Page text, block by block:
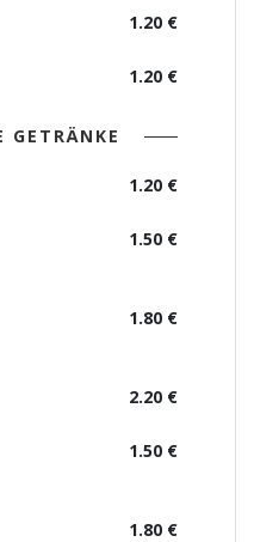
1.20 €
1.20 €
GETRÄNKE
1.20 €
1.50 €
1.80 €
2.20 €
1.50 €
1.80 €